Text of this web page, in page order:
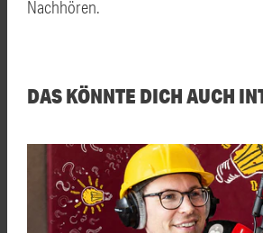
Nachhören.
DAS KÖNNTE DICH AUCH